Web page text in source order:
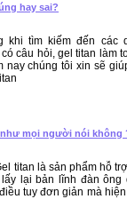
hay sai?
khi tìm kiếm đến các
câu hỏi, gel titan làm
nay chúng tôi xin sẽ
mọi người nói không
titan là sản phẩm hỗ
lại bản lĩnh đàn ông
tuy đơn giản mà